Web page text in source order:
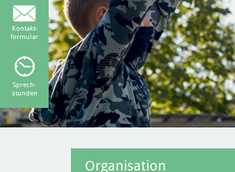
Organisation
Kontakt-
formular
Sprech-
stunden